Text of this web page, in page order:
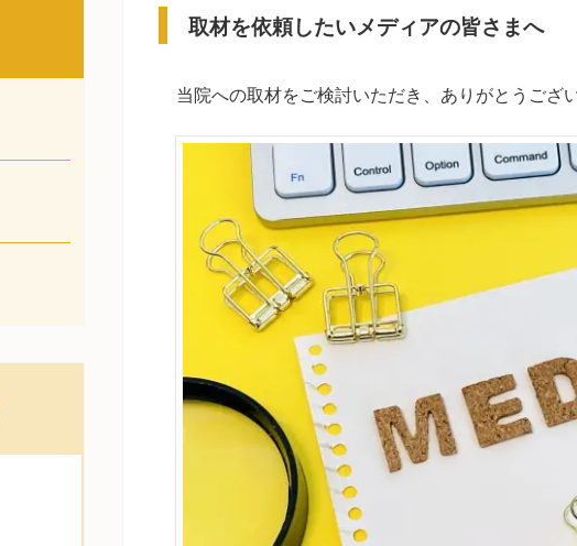
取材を依頼したいメディアの皆さまへ
当院への取材をご検討いただき、ありがとうござ